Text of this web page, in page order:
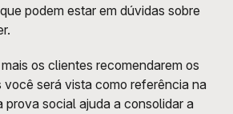
podem estar em dúvidas sobre
os clientes recomendarem os
você será vista como referência na
prova social ajuda a consolidar a